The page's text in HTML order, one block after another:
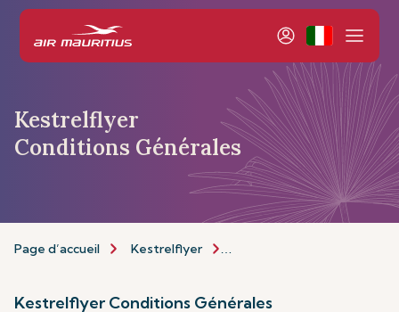
Kestrelflyer
Conditions Générales
Page d’accueil Kestrelflyer
Kestrelflyer Conditions Générales